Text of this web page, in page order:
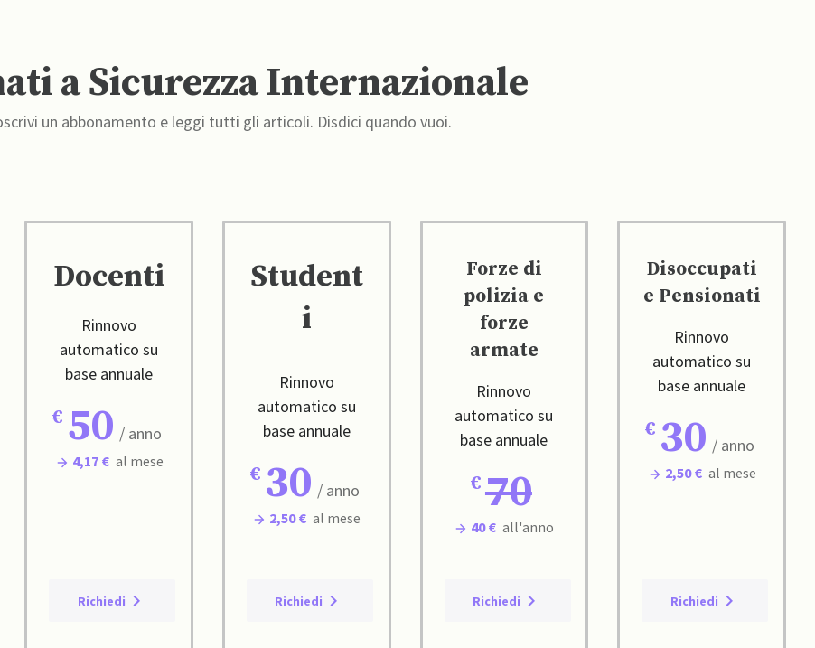
a Sicurezza Internazionale
un abbonamento e leggi tutti gli articoli. Disdici quando vuoi.
Docenti
Rinnovo
automatico su
base annuale
50 / anno
4,17 € al mese
Richiedi
Student
i
Rinnovo
automatico su
base annuale
30 / anno
2,50 € al mese
Richiedi
Forze di
polizia e
forze
armate
Rinnovo
automatico su
base annuale
70
40 € all'anno
Richiedi
Disoccupati
e Pensionati
Rinnovo
automatico su
base annuale
30 / anno
2,50 € al mese
Richiedi